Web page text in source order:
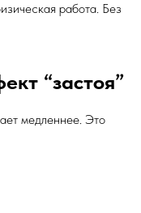
работа. Без
“застоя”
медленнее. Это